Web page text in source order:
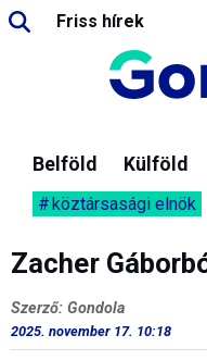
Friss hírek
Belföld Külföld
köztársasági elnök
Zacher
Szerző: Gondola
2025. november 17. 10:18